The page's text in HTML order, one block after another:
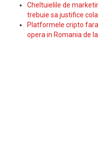
Cheltuielile de
trebuie sa justifice
Platformele cripto
opera in Romania de